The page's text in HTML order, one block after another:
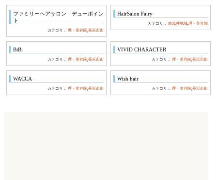
ファミリーヘアサロン デューポイン
ト
カテゴリ：理・美容院 ,長浜市街
HairSalon Fairy
カテゴリ：東浅井地域 ,理・美容院
BiBi
カテゴリ：理・美容院,長浜市街
VIVID CHARACTER
カテゴリ：理・美容院,長浜市街
WACCA
カテゴリ：理・美容院,長浜市街
Wish hair
カテゴリ：理・美容院,長浜市街